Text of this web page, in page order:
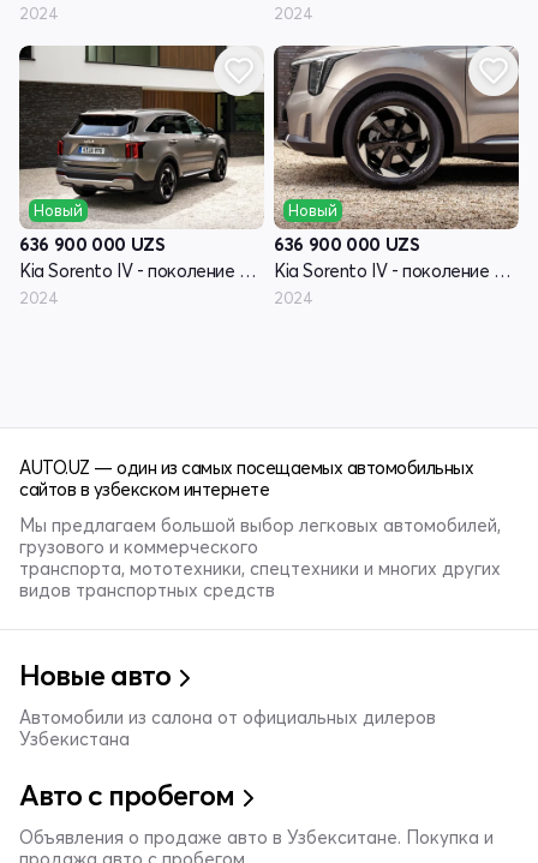
2024 2024
Новый
636 900 000 UZS
Kia Sorento IV - поколение рестайлинг
2024
Новый
636 900 000 UZS
Kia Sorento IV - поколение рестайлинг
2024
AUTO.UZ — один из самых посещаемых автомобильных
сайтов в узбекском интернете
Мы предлагаем большой выбор легковых автомобилей,
грузового и коммерческого
транспорта, мототехники, спецтехники и многих других
видов транспортных средств
Новые авто
Автомобили из салона от официальных дилеров
Узбекистана
Авто с пробегом
Объявления о продаже авто в Узбекситане. Покупка и